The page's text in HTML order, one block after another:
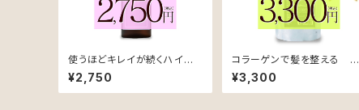
使うほどキレイが続くハイブリ
ッド処方 OUTBATH OIL T
REATMENT（アウトバスオイ
ルトリートメント）
¥2,750
コラーゲンで髪を整える Hy
dro Repair Treatment（ロ
ーズ&カシスの香り）【ダメー
ジケア用】【リフィル】
¥3,300